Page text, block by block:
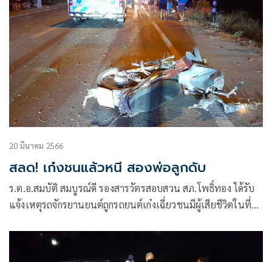
20 มีนาคม 2566
สลด! เก๋งชนแล้วหนี สองพ่อลูกดับ
ร.ต.อ.สมบัติ สมบูรณ์ดี รองสารวัตรสอบสวน สภ.โพธิ์ทอง ได้รับ
แจ้งเหตุรถจักรยานยนต์ถูกรถยนต์เก๋งเฉี่ยวชนมีผู้เสียชีวิตในที่